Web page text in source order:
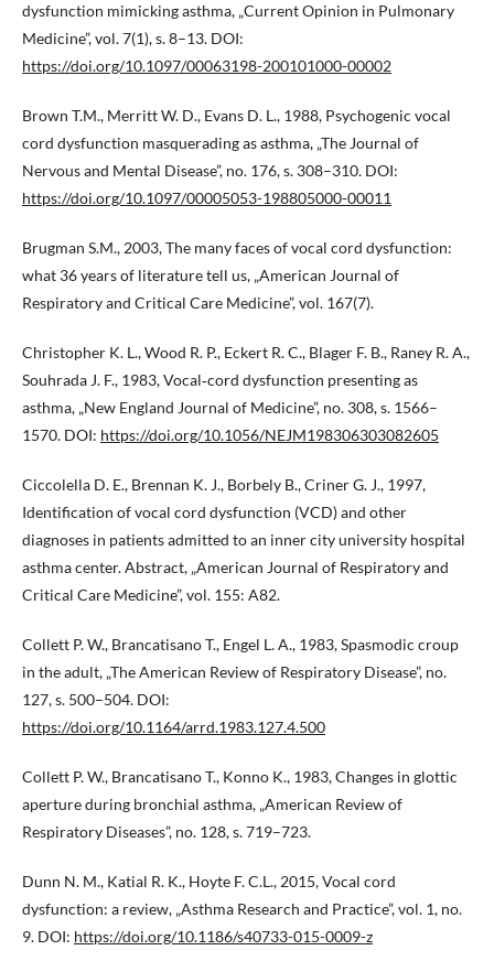
dysfunction mimicking asthma, „Current Opinion in Pulmonary
Medicine”, vol. 7(1), s. 8–13. DOI:
https://doi.org/10.1097/00063198-200101000-00002
Brown T.M., Merritt W. D., Evans D. L., 1988, Psychogenic vocal
cord dysfunction masquerading as asthma, „The Journal of
Nervous and Mental Disease”, no. 176, s. 308–310. DOI:
https://doi.org/10.1097/00005053-198805000-00011
Brugman S.M., 2003, The many faces of vocal cord dysfunction:
what 36 years of literature tell us, „American Journal of
Respiratory and Critical Care Medicine”, vol. 167(7).
Christopher K. L., Wood R. P., Eckert R. C., Blager F. B., Raney R. A.,
Souhrada J. F., 1983, Vocal‑cord dysfunction presenting as
asthma, „New England Journal of Medicine”, no. 308, s. 1566–
1570. DOI: https://doi.org/10.1056/NEJM198306303082605
Ciccolella D. E., Brennan K. J., Borbely B., Criner G. J., 1997,
Identification of vocal cord dysfunction (VCD) and other
diagnoses in patients admitted to an inner city university hospital
asthma center. Abstract, „American Journal of Respiratory and
Critical Care Medicine”, vol. 155: A82.
Collett P. W., Brancatisano T., Engel L. A., 1983, Spasmodic croup
in the adult, „The American Review of Respiratory Disease”, no.
127, s. 500–504. DOI:
https://doi.org/10.1164/arrd.1983.127.4.500
Collett P. W., Brancatisano T., Konno K., 1983, Changes in glottic
aperture during bronchial asthma, „American Review of
Respiratory Diseases”, no. 128, s. 719–723.
Dunn N. M., Katial R. K., Hoyte F. C.L., 2015, Vocal cord
dysfunction: a review, „Asthma Research and Practice”, vol. 1, no.
9. DOI: https://doi.org/10.1186/s40733-015-0009-z